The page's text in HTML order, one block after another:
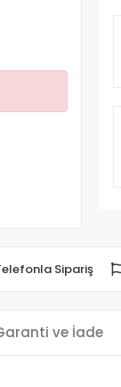
Sipariş
ve İade